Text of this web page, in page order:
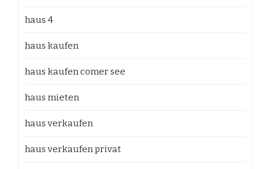
haus 4
haus kaufen
haus kaufen comer see
haus mieten
haus verkaufen
haus verkaufen privat